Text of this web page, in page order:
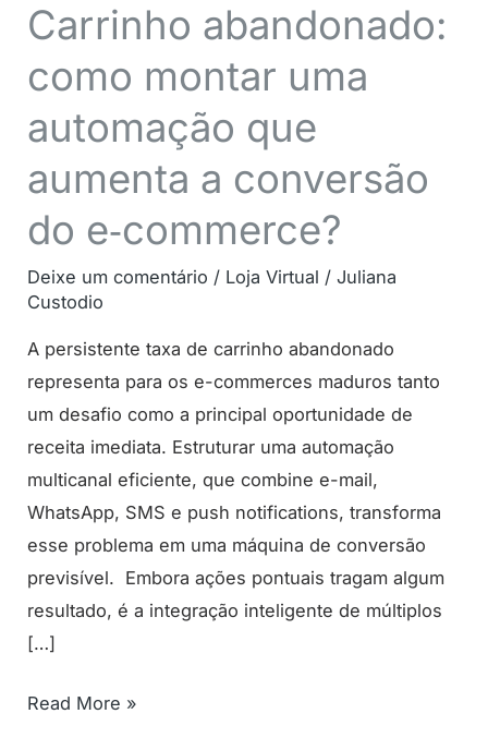
Carrinho abandonado:
como montar uma
automação que
aumenta a conversão
do e‑commerce?
Deixe um comentário / Loja Virtual /Juliana
Custodio
A persistente taxa de carrinho abandonado
representa para os e-commerces maduros tanto
um desafio como a principal oportunidade de
receita imediata. Estruturar uma automação
multicanal eficiente, que combine e-mail,
WhatsApp, SMS e push notifications, transforma
esse problema em uma máquina de conversão
previsível. Embora ações pontuais tragam algum
resultado, é a integração inteligente de múltiplos
[…]
do
e‑commerce?
Read More »